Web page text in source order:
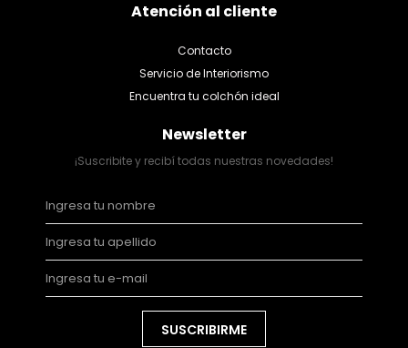
Atención al cliente
Contacto
Servicio de Interiorismo
Encuentra tu colchón ideal
Newsletter
¡Suscribite y recibí todas nuestras novedades!
SUSCRIBIRME